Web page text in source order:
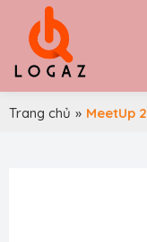
Trang chủ » MeetUp 2